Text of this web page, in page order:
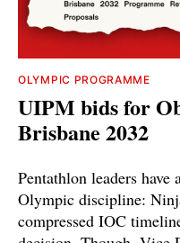
OLYMPIC PROGRAMME
UIPM bids for
Brisbane 2032
Pentathlon leaders
Olympic discipline:
compressed IOC